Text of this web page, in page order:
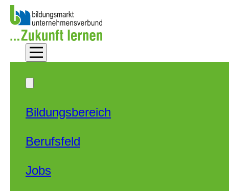
Zum Hauptinhalt springen
Bildungsbereich
Berufsfeld
Jobs